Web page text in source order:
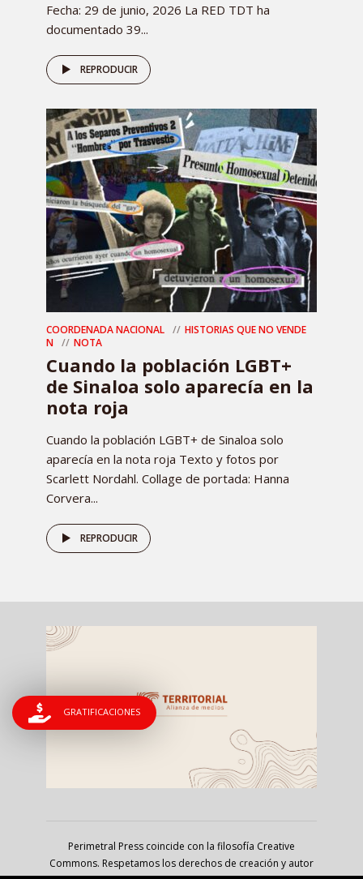
Fecha: 29 de junio, 2026 La RED TDT ha
documentado 39...
REPRODUCIR
COORDENADA NACIONAL
HISTORIAS QUE NO VENDE
N
NOTA
Cuando la población LGBT+
de Sinaloa solo aparecía en la
nota roja
Cuando la población LGBT+ de Sinaloa solo
aparecía en la nota roja Texto y fotos por
Scarlett Nordahl. Collage de portada: Hanna
Corvera...
REPRODUCIR
Perimetral Press coincide con la filosofía Creative
Commons. Respetamos los derechos de creación y autor
GRATIFICACIONES